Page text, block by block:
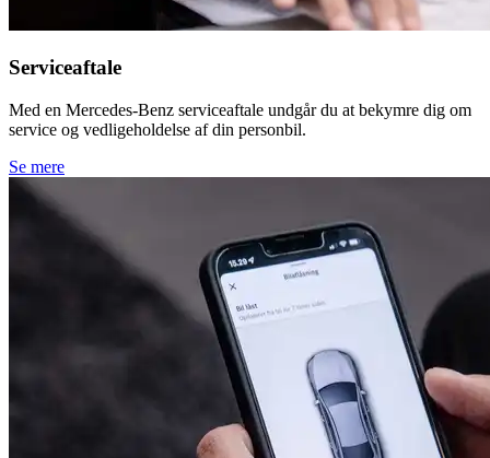
Serviceaftale
Med en Mercedes-Benz serviceaftale undgår du at bekymre dig om
service og vedligeholdelse af din personbil.
Se mere